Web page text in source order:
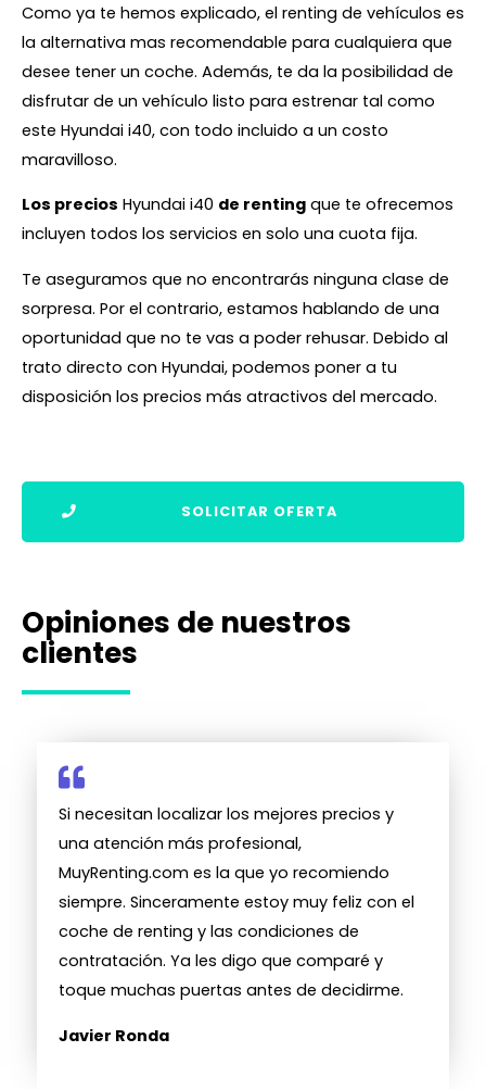
Como ya te hemos explicado, el renting de vehículos es
la alternativa mas recomendable para cualquiera que
desee tener un coche. Además, te da la posibilidad de
disfrutar de un vehículo listo para estrenar tal como
este Hyundai i40, con todo incluido a un costo
maravilloso.
Los precios Hyundai i40 de renting que te ofrecemos
incluyen todos los servicios en solo una cuota fija.
Te aseguramos que no encontrarás ninguna clase de
sorpresa. Por el contrario, estamos hablando de una
oportunidad que no te vas a poder rehusar. Debido al
trato directo con Hyundai, podemos poner a tu
disposición los precios más atractivos del mercado.
SOLICITAR OFERTA
Opiniones de nuestros
clientes
Si necesitan localizar los mejores precios y
una atención más profesional,
MuyRenting.com es la que yo recomiendo
siempre. Sinceramente estoy muy feliz con el
coche de renting y las condiciones de
contratación. Ya les digo que comparé y
toque muchas puertas antes de decidirme.
Javier Ronda